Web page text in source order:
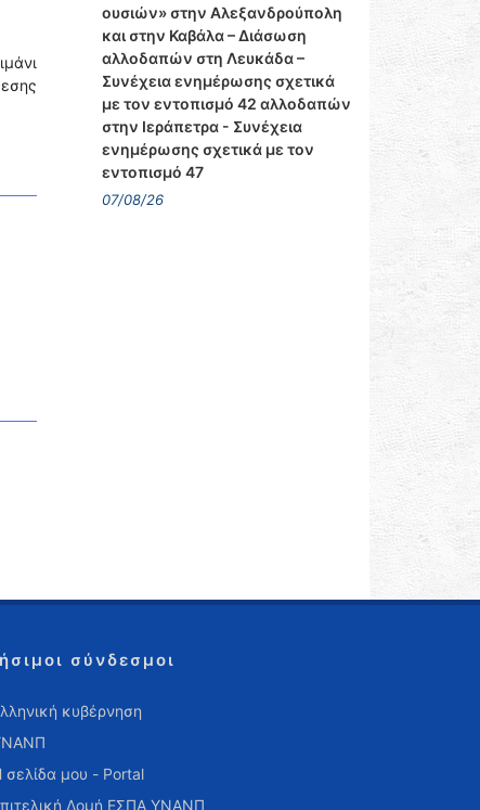
ουσιών» στην Αλεξανδρούπολη
και στην Καβάλα – Διάσωση
αλλοδαπών στη Λευκάδα –
Συνέχεια ενημέρωσης σχετικά
με τον εντοπισμό 42 αλλοδαπών
στην Ιεράπετρα - Συνέχεια
ενημέρωσης σχετικά με τον
εντοπισμό 47
07/08/26
σύνδεσμοι
κυβέρνηση
σελίδα μου - Portal
Δομή ΕΣΠΑ ΥΝΑΝΠ